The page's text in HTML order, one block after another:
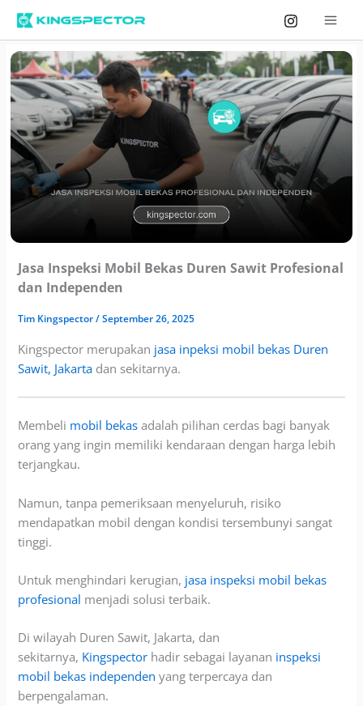
Skip
content
Jasa Inspeksi Mobil Bekas Duren Sawit Profesional
dan Independen
Tim Kingspector/September 26, 2025
Kingspector merupakan jasa inpeksi mobil bekas Duren
Sawit, Jakarta dan sekitarnya.
Membeli mobil bekas adalah pilihan cerdas bagi banyak
orang yang ingin memiliki kendaraan dengan harga lebih
terjangkau.
Namun, tanpa pemeriksaan menyeluruh, risiko
mendapatkan mobil dengan kondisi tersembunyi sangat
tinggi.
Untuk menghindari kerugian, jasa inspeksi mobil bekas
profesional menjadi solusi terbaik.
Di wilayah Duren Sawit, Jakarta, dan
sekitarnya, Kingspector hadir sebagai layanan inspeksi
mobil bekas independen yang terpercaya dan
berpengalaman.